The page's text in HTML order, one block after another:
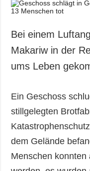
Wirtschaft
Gesellschaft und
Kultur
Sport
Notstand und
Notfälle
ZUSÄTZLICH
Interview
Bei einem
Makariw in der
ums Leben
Ein Geschoss
stillgelegten
dem Gelände
Menschen konnten